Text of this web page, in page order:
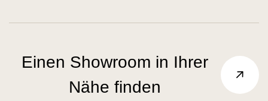
Einen Showroom in Ihrer
Nähe finden